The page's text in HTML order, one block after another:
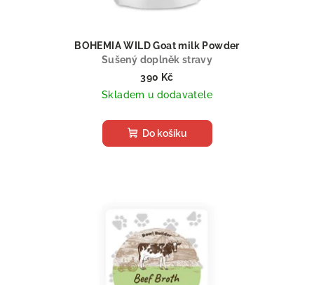
BOHEMIA WILD Goat milk Powder
Sušený doplněk stravy
390 Kč
Skladem u dodavatele
Do košíku